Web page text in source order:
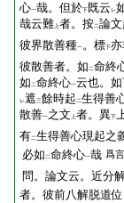
心一哉。但於下既云 レ
哉云難 上者。按二論
彼界散善種一。標下
彼散善者。如 二命終
如 二命終心一云也。
レ遮三餘時起 二生得善
散善一之文 上者。異下
有二生得善心現起之
必如 二命終心一哉 爲言
問。論文云。近分
者。彼前八解脱道